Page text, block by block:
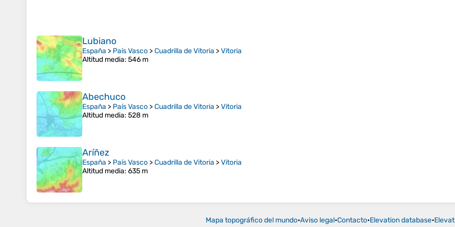
Lubiano
España > País Vasco >Cuadrilla de Vitoria >Vitoria
Altitud media: 546 m
Abechuco
España > País Vasco >Cuadrilla de Vitoria >Vitoria
Altitud media: 528 m
Aríñez
España > País Vasco >Cuadrilla de Vitoria >Vitoria
Altitud media: 635 m
Mapa topográfico del mundo•Aviso legal•Contacto•Elevation database•